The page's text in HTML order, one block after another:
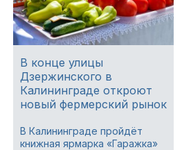
В конце улицы
Дзержинского в
Калининграде откроют
новый фермерский рынок
В Калининграде пройдёт
книжная ярмарка «Гаражка»